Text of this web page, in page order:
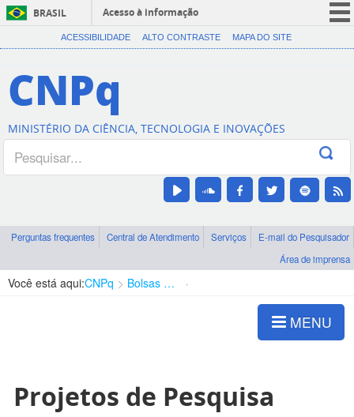
BRASIL
Acesso à informação
CORONAVÍRUS (COVID-19)
Canais
ACESSIBILIDADE ALTO CONTRASTE MAPA DO SITE
CNPq
MINISTÉRIO DA CIÊNCIA, TECNOLOGIA E INOVAÇÕES
Perguntas frequentes Central de Atendimento Serviços
E-mail do Pesquisador
Área de imprensa
Você está aqui:CNPq Bolsas e Auxílios Vigentes
MENU
Projetos de Pesquisa